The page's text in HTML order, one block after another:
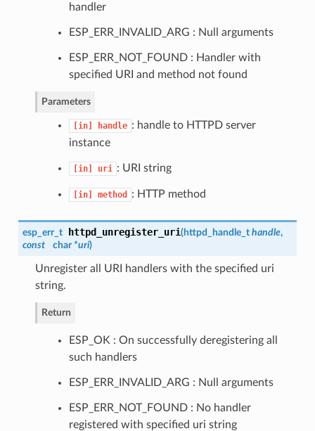
handler
ESP_ERR_INVALID_ARG : Null arguments
ESP_ERR_NOT_FOUND : Handler with
specified URI and method not found
Parameters
[in] handle : handle to HTTPD server
instance
[in] uri : URI string
[in] method : HTTP method
esp_err_t httpd_unregister_uri(httpd_handle_t handle,
const
char *uri)
Unregister all URI handlers with the specified uri
string.
Return
ESP_OK : On successfully deregistering all
such handlers
ESP_ERR_INVALID_ARG : Null arguments
ESP_ERR_NOT_FOUND : No handler
registered with specified uri string